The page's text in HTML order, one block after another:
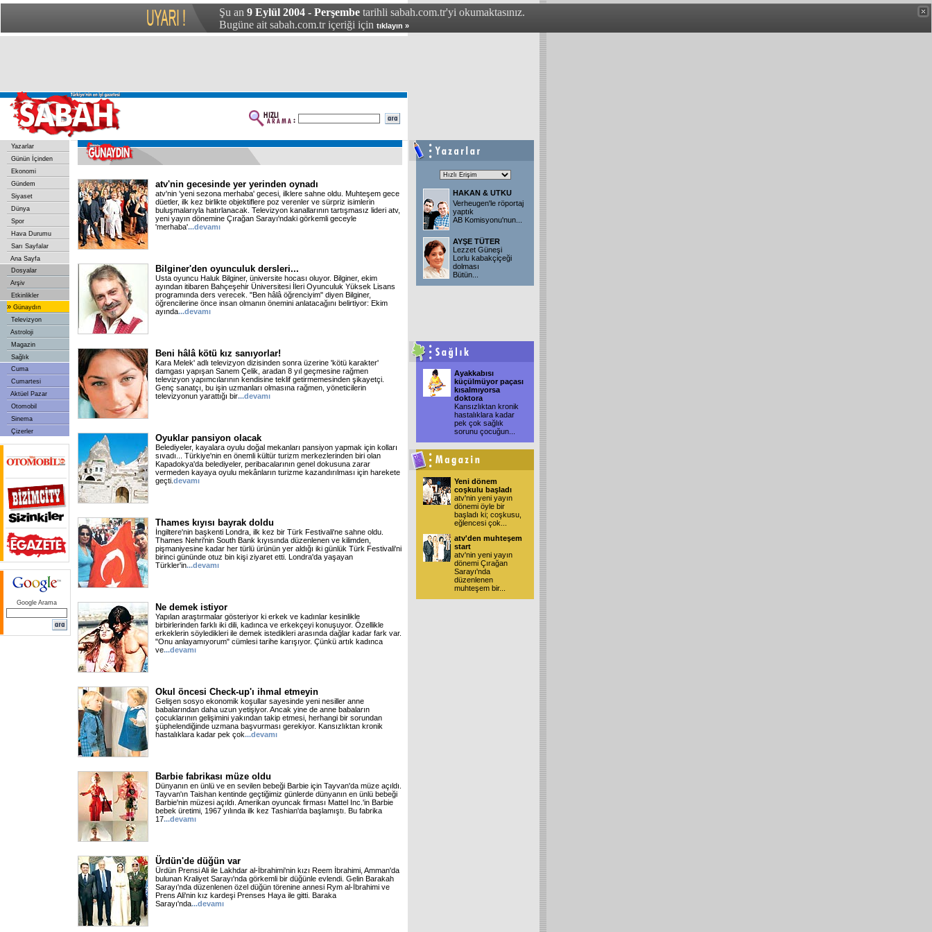
Şu an 9 Eylül 2004 - Perşembe tarihli sabah.com.tr'yi okumaktasınız.
Bugüne ait sabah.com.tr içeriği için tıklayın »
Yazarlar
Günün İçinden
Ekonomi
Gündem
Siyaset
Dünya
Spor
Hava Durumu
Sarı Sayfalar
Ana Sayfa
Dosyalar
Arşiv
Etkinlikler
» Günaydın
Televizyon
Astroloji
Magazin
Sağlık
Cuma
Cumartesi
Aktüel Pazar
Otomobil
Sinema
Çizerler
Google Arama
atv'nin gecesinde yer yerinden oynadı
atv'nin 'yeni sezona merhaba' gecesi, ilklere sahne oldu. Muhteşem gece
düetler, ilk kez birlikte objektiflere poz verenler ve sürpriz isimlerin
buluşmalarıyla hatırlanacak. Televizyon kanallarının tartışmasız lideri atv,
yeni yayın dönemine Çırağan Sarayı'ndaki görkemli geceyle
'merhaba'...devamı
Bilginer'den oyunculuk dersleri...
Usta oyuncu Haluk Bilginer, üniversite hocası oluyor. Bilginer, ekim
ayından itibaren Bahçeşehir Üniversitesi İleri Oyunculuk Yüksek Lisans
programında ders verecek. "Ben hâlâ öğrenciyim" diyen Bilginer,
öğrencilerine önce insan olmanın önemini anlatacağını belirtiyor: Ekim
ayında...devamı
Beni hâlâ kötü kız sanıyorlar!
Kara Melek' adlı televizyon dizisinden sonra üzerine 'kötü karakter'
damgası yapışan Sanem Çelik, aradan 8 yıl geçmesine rağmen
televizyon yapımcılarının kendisine teklif getirmemesinden şikayetçi.
Genç sanatçı, bu işin uzmanları olmasına rağmen, yöneticilerin
televizyonun yarattığı bir...devamı
Oyuklar pansiyon olacak
Belediyeler, kayalara oyulu doğal mekanları pansiyon yapmak için kolları
sıvadı... Türkiye'nin en önemli kültür turizm merkezlerinden biri olan
Kapadokya'da belediyeler, peribacalarının genel dokusuna zarar
vermeden kayaya oyulu mekânların turizme kazandırılması için harekete
geçti. devamı
Thames kıyısı bayrak doldu
İngiltere'nin başkenti Londra, ilk kez bir Türk Festivali'ne sahne oldu.
Thames Nehri'nin South Bank kıyısında düzenlenen ve kilimden,
pişmaniyesine kadar her türlü ürünün yer aldığı iki günlük Türk Festivali'ni
birinci gününde otuz bin kişi ziyaret etti. Londra'da yaşayan
Türkler'in...devamı
Ne demek istiyor
Yapılan araştırmalar gösteriyor ki erkek ve kadınlar kesinlikle
birbirlerinden farklı iki dili, kadınca ve erkekçeyi konuşuyor. Özellikle
erkeklerin söyledikleri ile demek istedikleri arasında dağlar kadar fark var.
"Onu anlayamıyorum" cümlesi tarihe karışıyor. Çünkü artık kadınca
ve...devamı
Okul öncesi Check-up'ı ihmal etmeyin
Gelişen sosyo ekonomik koşullar sayesinde yeni nesiller anne
babalarından daha uzun yetişiyor. Ancak yine de anne babaların
çocuklarının gelişimini yakından takip etmesi, herhangi bir sorundan
şüphelendiğinde uzmana başvurması gerekiyor. Kansızlıktan kronik
hastalıklara kadar pek çok...devamı
Barbie fabrikası müze oldu
Dünyanın en ünlü ve en sevilen bebeği Barbie için Tayvan'da müze açıldı.
Tayvan'ın Taishan kentinde geçtiğimiz günlerde dünyanın en ünlü bebeği
Barbie'nin müzesi açıldı. Amerikan oyuncak firması Mattel Inc.'in Barbie
bebek üretimi, 1967 yılında ilk kez Tashian'da başlamıştı. Bu fabrika
17...devamı
Ürdün'de düğün var
Ürdün Prensi Ali ile Lakhdar al-İbrahimi'nin kızı Reem İbrahimi, Amman'da
bulunan Kraliyet Sarayı'nda görkemli bir düğünle evlendi. Gelin Barakah
Sarayı'nda düzenlenen özel düğün törenine annesi Rym al-İbrahimi ve
Prens Ali'nin kız kardeşi Prenses Haya ile gitti. Baraka
Sarayı'nda...devamı
HAKAN & UTKU
Verheugen'le röportaj
yaptık
AB Komisyonu'nun
AYŞE TÜTER
Lezzet Güneşi
Lorlu kabakçiçeği
dolması
Bütün
Ayakkabısı
küçülmüyor paçası
kısalmıyorsa
doktora
Kansızlıktan kronik
hastalıklara kadar
pek çok sağlık
sorunu çocuğun
Yeni dönem
coşkulu başladı
atv'nin yeni yayın
dönemi öyle bir
başladı ki; coşkusu,
eğlencesi çok
atv'den muhteşem
start
atv'nin yeni yayın
dönemi Çırağan
Sarayı'nda
düzenlenen
muhteşem bir...